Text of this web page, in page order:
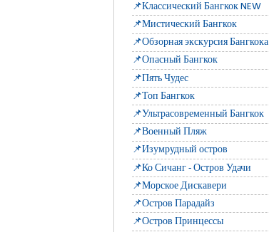
📌Классический Бангкок NEW
📌Мистический Бангкок
📌Обзорная экскурсия Бангкока
📌Опасный Бангкок
📌Пять Чудес
📌Топ Бангкок
📌Ультрасовременный Бангкок
📌Военный Пляж
📌Изумрудный остров
📌Ко Сичанг - Остров Удачи
📌Морское Дискавери
📌Остров Парадайз
📌Остров Принцессы